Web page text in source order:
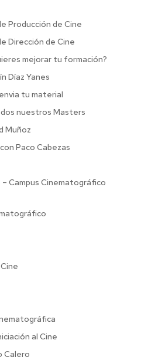
Producción de Cine
Dirección de Cine
mejorar tu formación?
Díaz Yanes
tu material
nuestros Masters
Muñoz
Paco Cabezas
Campus Cinematográfico
al Cine
Calero